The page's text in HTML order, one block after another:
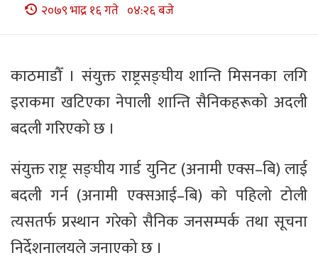
२०७९ भाद्र १६ गते ०४:२६ बजे
काठमाडौँ । संयुक्त राष्ट्रसङ्घीय शान्ति मिसनका लगि
इराकमा खटिएका नेपाली शान्ति सैनिकहरूको अदली
बदली गरिएको छ ।
संयुक्त राष्ट्र सङ्घीय गार्ड युनिट (अनामी एक्स–बि) लाई
बदली गर्न (अनामी एक्सआई–बि) को पहिलो टोली
त्यसतर्फ प्रस्थान गरेको सैनिक जनसम्पर्क तथा सूचना
निर्देशनालयले जनाएको छ ।